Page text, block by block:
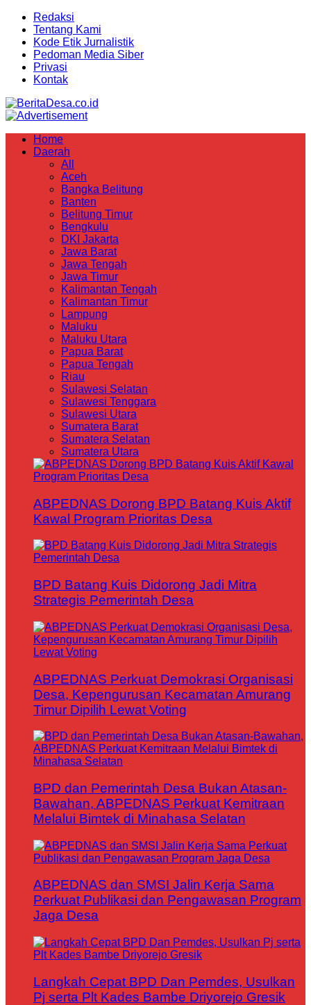
Redaksi
Tentang Kami
Kode Etik Jurnalistik
Pedoman Media Siber
Privasi
Kontak
Home
Daerah
All
Aceh
Bangka Belitung
Banten
Belitung Timur
Bengkulu
DKI Jakarta
Jawa Barat
Jawa Tengah
Jawa Timur
Kalimantan Tengah
Kalimantan Timur
Lampung
Maluku
Maluku Utara
Papua Barat
Papua Tengah
Riau
Sulawesi Selatan
Sulawesi Tenggara
Sulawesi Utara
Sumatera Barat
Sumatera Selatan
Sumatera Utara
ABPEDNAS Dorong BPD Batang Kuis Aktif
Kawal Program Prioritas Desa
BPD Batang Kuis Didorong Jadi Mitra
Strategis Pemerintah Desa
ABPEDNAS Perkuat Demokrasi Organisasi
Desa, Kepengurusan Kecamatan Amurang
Timur Dipilih Lewat Voting
BPD dan Pemerintah Desa Bukan Atasan-
Bawahan, ABPEDNAS Perkuat Kemitraan
Melalui Bimtek di Minahasa Selatan
ABPEDNAS dan SMSI Jalin Kerja Sama
Perkuat Publikasi dan Pengawasan Program
Jaga Desa
Langkah Cepat BPD Dan Pemdes, Usulkan
Pj serta Plt Kades Bambe Driyorejo Gresik